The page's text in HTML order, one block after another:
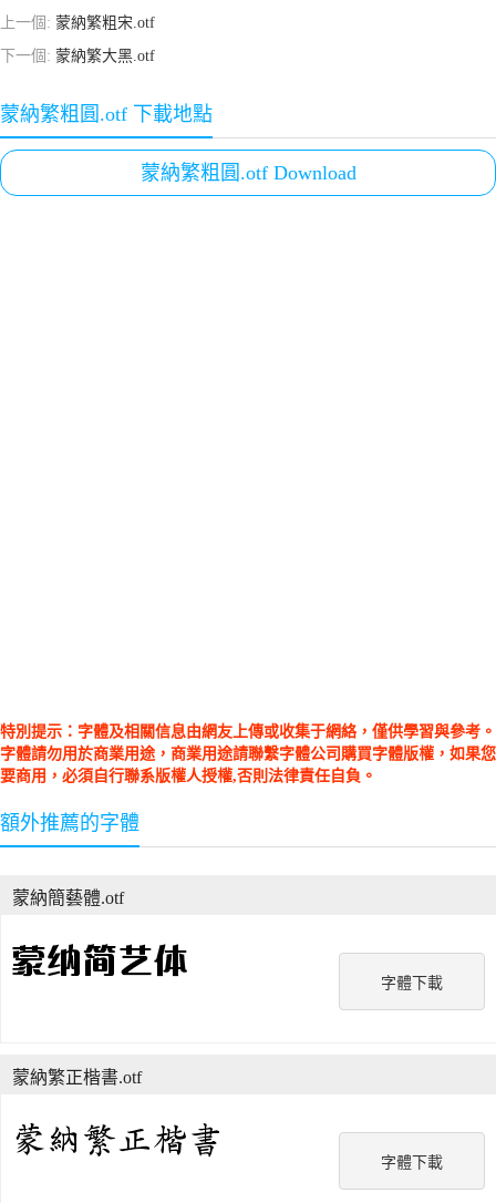
上一個: 蒙納繁粗宋.otf
下一個: 蒙納繁大黑.otf
蒙納繁粗圓.otf 下載地點
蒙納繁粗圓.otf Download
特別提示：字體及相關信息由網友上傳或收集于網絡，僅供學習與參考。
字體請勿用於商業用途，商業用途請聯繫字體公司購買字體版權，如果您
要商用，必須自行聯系版權人授權,否則法律責任自負。
額外推薦的字體
字體下載
蒙納簡藝體.otf
字體下載
蒙納繁正楷書.otf